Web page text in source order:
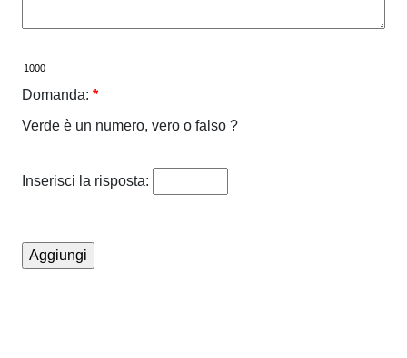
Domanda: *
Verde è un numero, vero o falso ?
Inserisci la risposta: